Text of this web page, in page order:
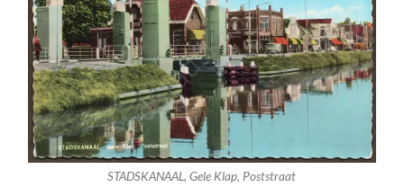
STADSKANAAL, Gele Klap, Poststraat